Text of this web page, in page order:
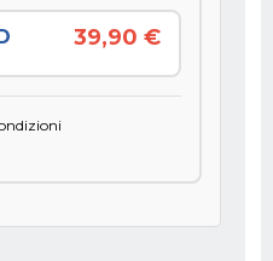
39,90 €